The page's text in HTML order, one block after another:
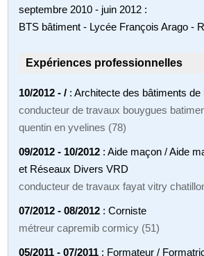
septembre 2010 - juin 2012 :
BTS bâtiment - Lycée François Arago -
Expériences professionnelles
10/2012 - / : Architecte des bâtiments de
conducteur de travaux bouygues
quentin en yvelines (78)
09/2012 - 10/2012 : Aide maçon / Aide
et Réseaux Divers VRD
conducteur de travaux fayat vitry
07/2012 - 08/2012 : Corniste
métreur capremib cormicy (51)
05/2011 - 07/2011 : Formateur /